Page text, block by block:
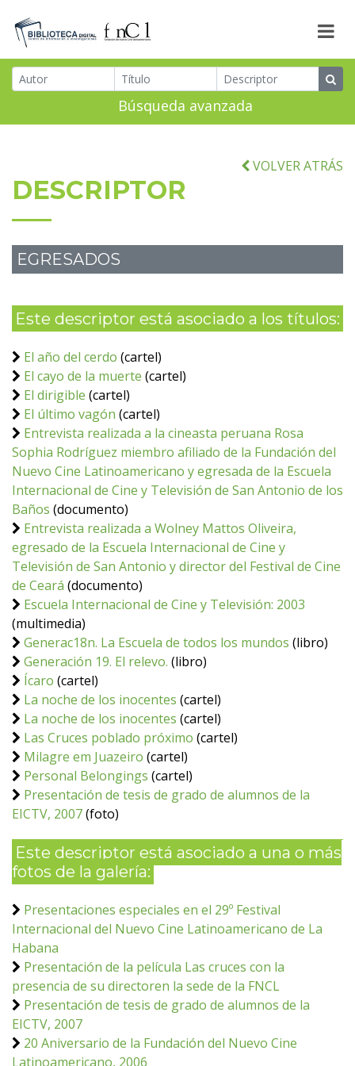
Búsqueda avanzada
VOLVER ATRÁS
DESCRIPTOR
EGRESADOS
Este descriptor está asociado a los títulos:
El año del cerdo (cartel)
El cayo de la muerte (cartel)
El dirigible (cartel)
El último vagón (cartel)
Entrevista realizada a la cineasta peruana Rosa
Sophia Rodríguez miembro afiliado de la Fundación del
Nuevo Cine Latinoamericano y egresada de la Escuela
Internacional de Cine y Televisión de San Antonio de los
Baños (documento)
Entrevista realizada a Wolney Mattos Oliveira,
egresado de la Escuela Internacional de Cine y
Televisión de San Antonio y director del Festival de Cine
de Ceará (documento)
Escuela Internacional de Cine y Televisión: 2003
(multimedia)
Generac18n. La Escuela de todos los mundos (libro)
Generación 19. El relevo. (libro)
Ícaro (cartel)
La noche de los inocentes (cartel)
La noche de los inocentes (cartel)
Las Cruces poblado próximo (cartel)
Milagre em Juazeiro (cartel)
Personal Belongings (cartel)
Presentación de tesis de grado de alumnos de la
EICTV, 2007(foto)
Este descriptor está asociado a una o más
fotos de la galería:
Presentaciones especiales en el 29º Festival
Internacional del Nuevo Cine Latinoamericano de La
Habana
Presentación de la película Las cruces con la
presencia de su directoren la sede de la FNCL
Presentación de tesis de grado de alumnos de la
EICTV, 2007
20 Aniversario de la Fundación del Nuevo Cine
Latinoamericano, 2006